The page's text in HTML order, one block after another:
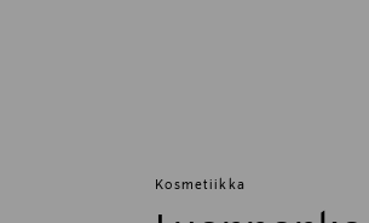
Kosmetiikka